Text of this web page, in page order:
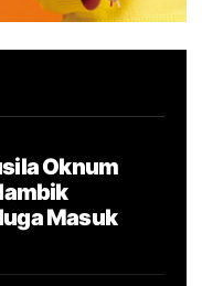
Oknum
Masuk